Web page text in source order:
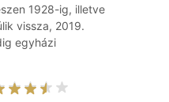
1928-ig, illetve
vissza, 2019.
egyházi